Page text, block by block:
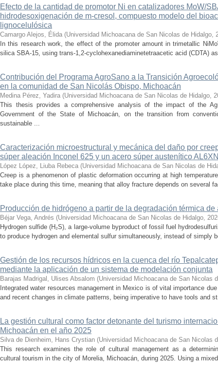
Efecto de la cantidad de promotor Ni en catalizadores MoW/
hidrodesoxigenación de m-cresol, compuesto modelo del
lignocelulósica
Camargo Alejos, Élida (Universidad Michoacana de San Nicolas de Hidalgo,
In this research work, the effect of the promoter amount in trimetallic
silica SBA-15, using trans-1,2-cyclohexanediaminetetraacetic acid (CDTA)
Contribución del Programa AgroSano a la Transición
en la comunidad de San Nicolás Obispo, Michoacán
Medina Pérez, Yadira (Universidad Michoacana de San Nicolas de Hidalgo,
This thesis provides a comprehensive analysis of the impact of the
Government of the State of Michoacán, on the transition from
sustainable ...
Caracterización microestructural y mecánica del daño por
súper aleación Inconel 625 y un acero súper austenítico
López López, Liuba Rebeca (Universidad Michoacana de San Nicolas de
Creep is a phenomenon of plastic deformation occurring at high
take place during this time, meaning that alloy fracture depends on several
Producción de hidrógeno a partir de la degradación térmica
Béjar Vega, Andrés (Universidad Michoacana de San Nicolas de Hidalgo,
Hydrogen sulfide (H₂S), a large-volume byproduct of fossil fuel
to produce hydrogen and elemental sulfur simultaneously, instead of simply
Gestión de los recursos hídricos en la cuenca del río
mediante la aplicación de un sistema de modelación conjunta
Barajas Madrigal, Ulises Absalom (Universidad Michoacana de San Nicolas
Integrated water resources management in Mexico is of vital importance
and recent changes in climate patterns, being imperative to have tools and
La gestión cultural como factor detonante del turismo
Michoacán en el año 2025
Silva de Dienheim, Hans Crystian (Universidad Michoacana de San Nicolas
This research examines the role of cultural management as a
cultural tourism in the city of Morelia, Michoacán, during 2025. Using a